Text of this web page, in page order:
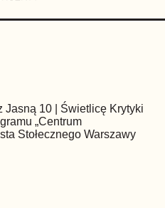
Jasną 10 | Świetlicę Krytyki
„Centrum
Stołecznego Warszawy